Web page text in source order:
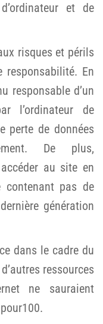
et de
risques et périls
responsabilité. En
responsable d’un
l’ordinateur de
perte de données
De plus,
au site en
contenant pas de
génération
dans le cadre du
ressources
ne sauraient